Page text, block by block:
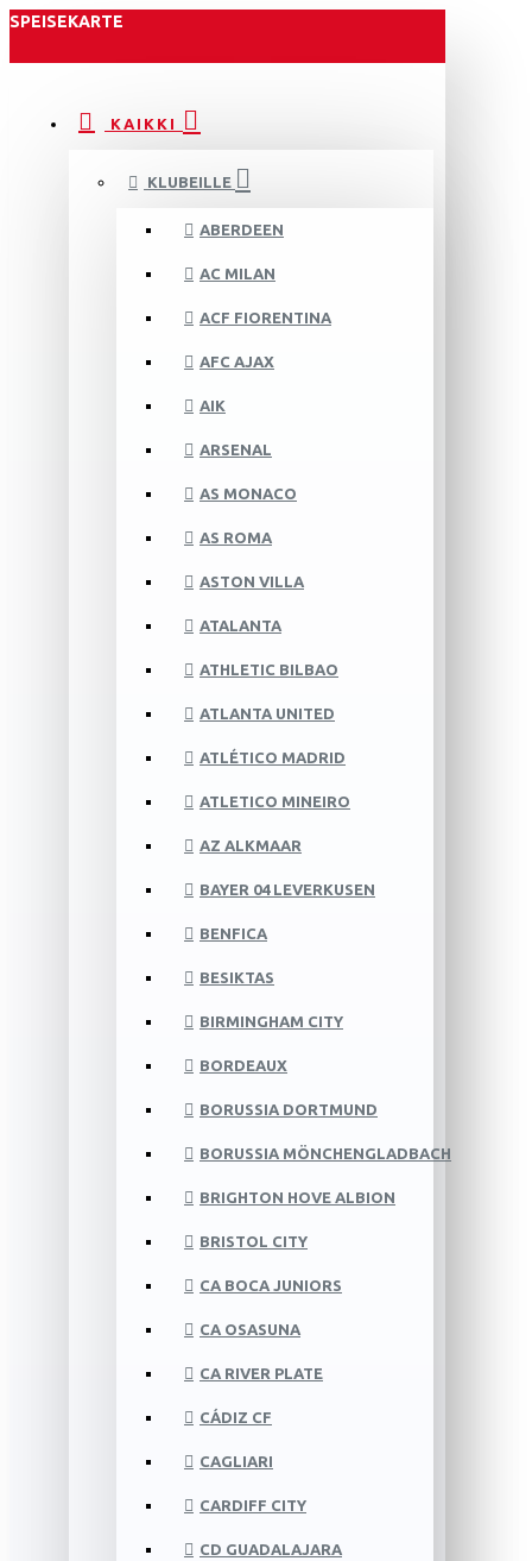
SPEISEKARTE
KAIKKI
KLUBEILLE
ABERDEEN
AC MILAN
ACF FIORENTINA
AFC AJAX
AIK
ARSENAL
AS MONACO
AS ROMA
ASTON VILLA
ATALANTA
ATHLETIC BILBAO
ATLANTA UNITED
ATLÉTICO MADRID
ATLETICO MINEIRO
AZ ALKMAAR
BAYER 04 LEVERKUSEN
BENFICA
BESIKTAS
BIRMINGHAM CITY
BORDEAUX
BORUSSIA DORTMUND
BORUSSIA MÖNCHENGLADBACH
BRIGHTON HOVE ALBION
BRISTOL CITY
CA BOCA JUNIORS
CA OSASUNA
CA RIVER PLATE
CÁDIZ CF
CAGLIARI
CARDIFF CITY
CD GUADALAJARA